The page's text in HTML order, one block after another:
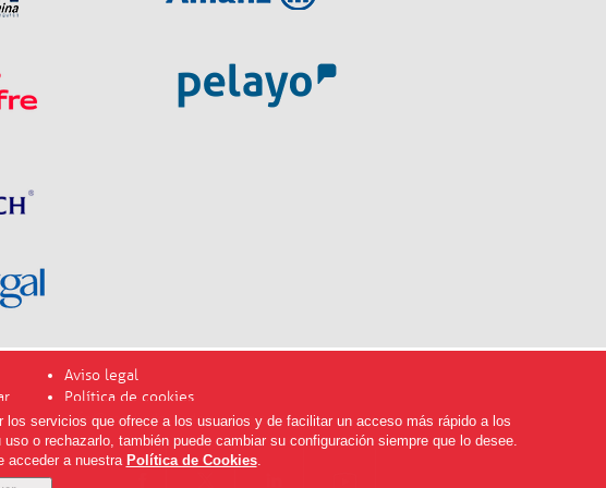
Aviso legal
Política de cookies
info@mediadoresdenavarra.com
servicios que ofrece a los usuarios y de facilitar un acceso más rápido a los
o rechazarlo, también puede cambiar su configuración siempre que lo desee.
acceder a nuestra Política de Cookies.